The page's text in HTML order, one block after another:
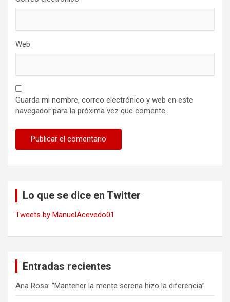
Web
Guarda mi nombre, correo electrónico y web en este
navegador para la próxima vez que comente.
Lo que se dice en Twitter
Tweets by ManuelAcevedo01
Entradas recientes
Ana Rosa: “Mantener la mente serena hizo la diferencia”